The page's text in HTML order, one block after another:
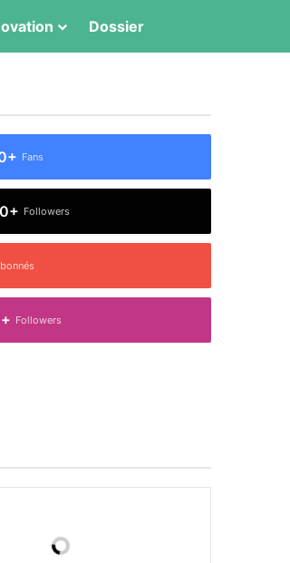
Dossier
Fans
Followers
Followers